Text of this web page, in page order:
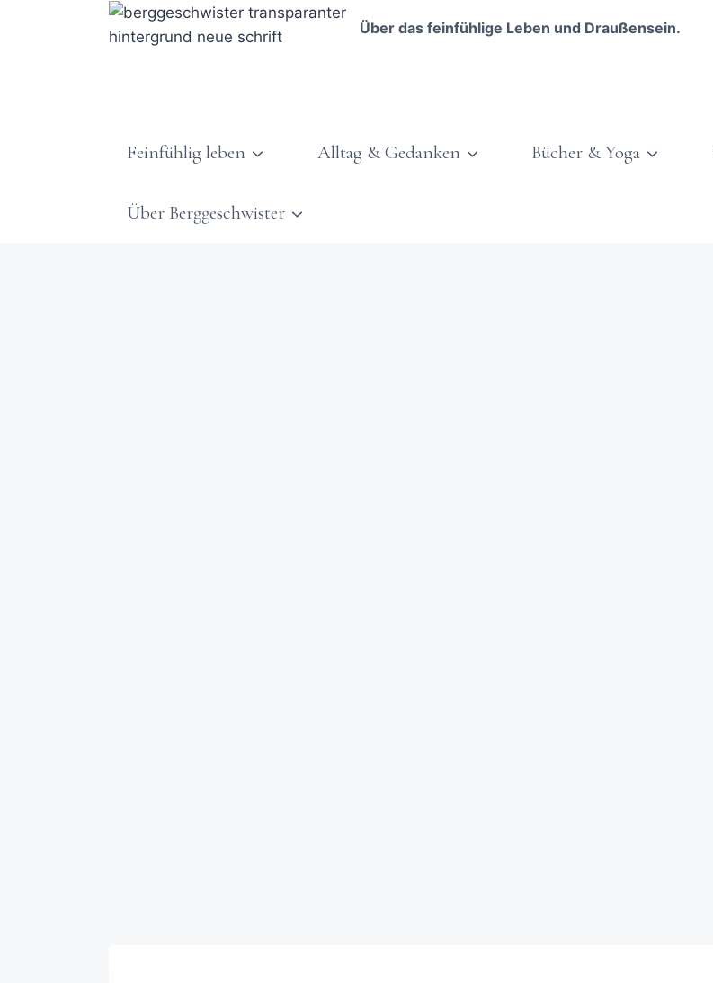
Über das feinfühlige Leben und Draußensein.
Feinfühlig leben Alltag & Gedanken Bücher & Yoga
Über Berggeschwister